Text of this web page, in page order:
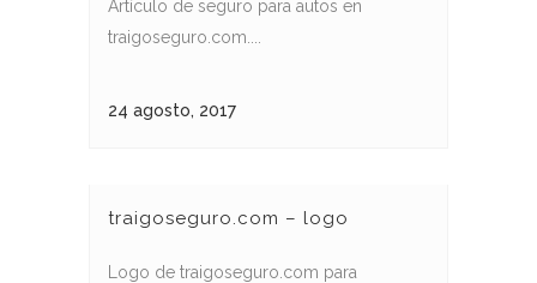
Artículo de seguro para autos en
traigoseguro.com....
24 agosto, 2017
traigoseguro.com – logo
Logo de traigoseguro.com para